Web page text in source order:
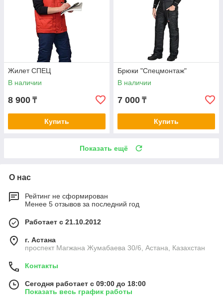
Жилет СПЕЦ
В наличии
8 900 ₸
Купить
Брюки "Спецмонтаж"
В наличии
7 000 ₸
Купить
Показать ещё
О нас
Рейтинг не сформирован
Менее 5 отзывов за последний год
Работает с 21.10.2012
г. Астана
проспект Магжана Жумабаева 30/6, Астана, Казахстан
Контакты
Сегодня работает с 09:00 до 18:00
Показать весь график работы